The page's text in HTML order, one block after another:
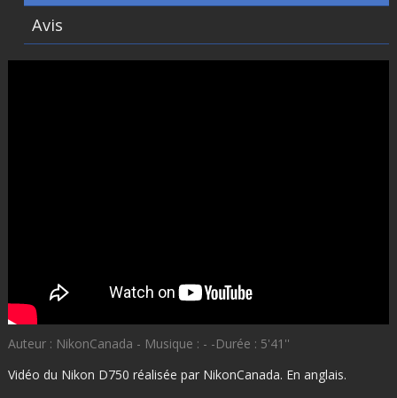
Avis
Auteur : NikonCanada - Musique : - -Durée : 5'41''
Vidéo du Nikon D750 réalisée par NikonCanada. En anglais.